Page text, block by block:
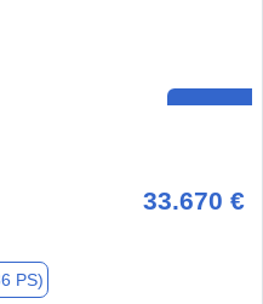
33.670 €
PS)